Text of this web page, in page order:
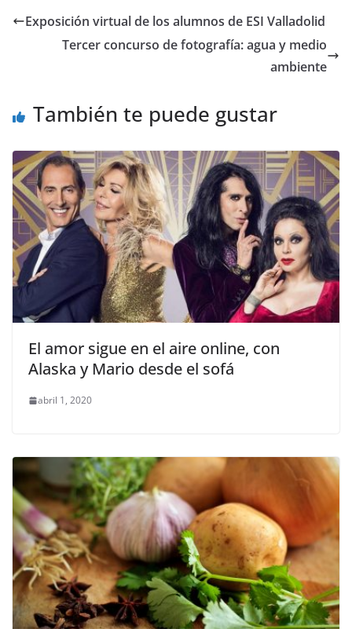
s
A
e
b
k
er p
ar
Exposición virtual de los alumnos de ESI Valladolid
Tercer concurso de fotografía: agua y medio
ambiente
También te puede gustar
El amor sigue en el aire online, con
Alaska y Mario desde el sofá
abril 1, 2020